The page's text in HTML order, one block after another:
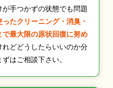
手つかずの状態でも問題
たクリーニング・消臭・
最大限の原状回復に努め
れどどうしたらいいのか分
はご相談下さい。